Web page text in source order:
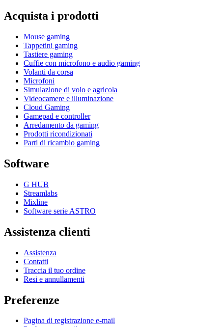
Acquista i prodotti
Mouse gaming
Tappetini gaming
Tastiere gaming
Cuffie con microfono e audio gaming
Volanti da corsa
Microfoni
Simulazione di volo e agricola
Videocamere e illuminazione
Cloud Gaming
Gamepad e controller
Arredamento da gaming
Prodotti ricondizionati
Parti di ricambio gaming
Software
G HUB
Streamlabs
Mixline
Software serie ASTRO
Assistenza clienti
Assistenza
Contatti
Traccia il tuo ordine
Resi e annullamenti
Preferenze
Pagina di registrazione e-mail